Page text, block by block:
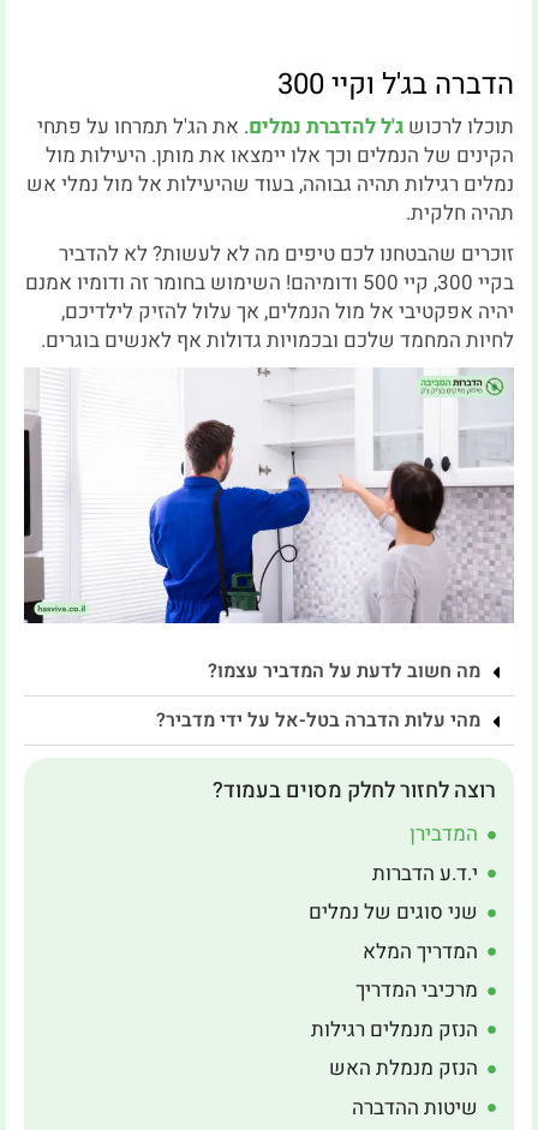
הדברה בג'ל וקיי 300
תוכלו לרכוש ג'ל להדברת נמלים. את הג'ל תמרחו על פתחי
הקינים של הנמלים וכך אלו יימצאו את מותן. היעילות מול
נמלים רגילות תהיה גבוהה, בעוד שהיעילות אל מול נמלי אש
תהיה חלקית.
זוכרים שהבטחנו לכם טיפים מה לא לעשות? לא להדביר
בקיי 300, קיי 500 ודומיהם! השימוש בחומר זה ודומיו אמנם
יהיה אפקטיבי אל מול הנמלים, אך עלול להזיק לילדיכם,
לחיות המחמד שלכם ובכמויות גדולות אף לאנשים בוגרים.
מה חשוב לדעת על המדביר עצמו?
מהי עלות הדברה בטל-אל על ידי מדביר?
רוצה לחזור לחלק מסוים בעמוד?
המדבירן
י.ד.ע הדברות
שני סוגים של נמלים
המדריך המלא
מרכיבי המדריך
הנזק מנמלים רגילות
הנזק מנמלת האש
שיטות ההדברה